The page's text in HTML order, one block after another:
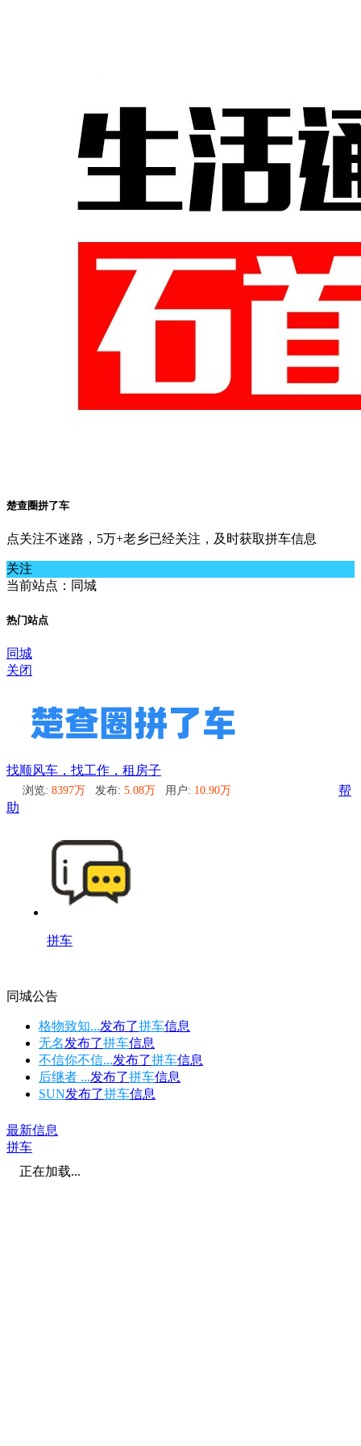
楚查圈拼了车
点关注不迷路，5万+老乡已经关注，及时获取拼车信息
关注
当前站点：同城
热门站点
同城
关闭
找顺风车，找工作，租房子
浏览: 8397万 发布: 5.08万 用户: 10.90万
帮
助
拼车
同城公告
格物致知...发布了拼车信息
无名发布了拼车信息
不信你不信...发布了拼车信息
后继者 ...发布了拼车信息
SUN发布了拼车信息
最新信息
拼车
正在加载...